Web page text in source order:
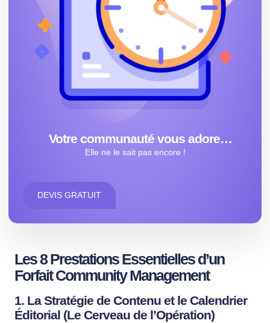
Votre communauté vous adore…
Elle ne le sait pas encore !
DEVIS GRATUIT
Les 8 Prestations Essentielles d’un
Forfait Community Management
1. La Stratégie de Contenu et le Calendrier
Éditorial (Le Cerveau de l’Opération)